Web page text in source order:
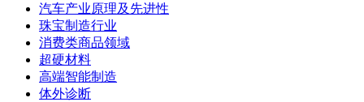
汽车产业原理及先进性
珠宝制造行业
消费类商品领域
超硬材料
高端智能制造
体外诊断